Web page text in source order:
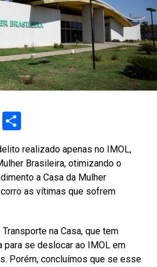
Share
realizado apenas no IMOL,
Brasileira, otimizando o
a Casa da Mulher
as vítimas que sofrem
na Casa, que tem
para se deslocar ao IMOL em
Porém, concluímos que se esse